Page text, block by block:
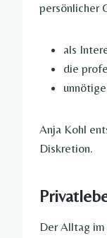
persönlicher
als
die
Anja Kohl
Diskretion.
Der Alltag